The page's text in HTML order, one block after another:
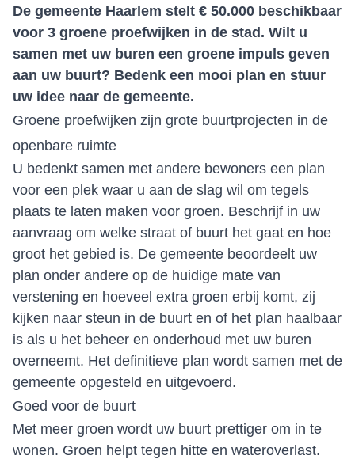
De gemeente Haarlem stelt € 50.000 beschikbaar
voor 3 groene proefwijken in de stad. Wilt u
samen met uw buren een groene impuls geven
aan uw buurt? Bedenk een mooi plan en stuur
uw idee naar de gemeente.
Groene proefwijken zijn grote buurtprojecten in de
openbare ruimte
U bedenkt samen met andere bewoners een plan
voor een plek waar u aan de slag wil om tegels
plaats te laten maken voor groen. Beschrijf in uw
aanvraag om welke straat of buurt het gaat en hoe
groot het gebied is. De gemeente beoordeelt uw
plan onder andere op de huidige mate van
verstening en hoeveel extra groen erbij komt, zij
kijken naar steun in de buurt en of het plan haalbaar
is als u het beheer en onderhoud met uw buren
overneemt. Het definitieve plan wordt samen met de
gemeente opgesteld en uitgevoerd.
Goed voor de buurt
Met meer groen wordt uw buurt prettiger om in te
wonen. Groen helpt tegen hitte en wateroverlast.